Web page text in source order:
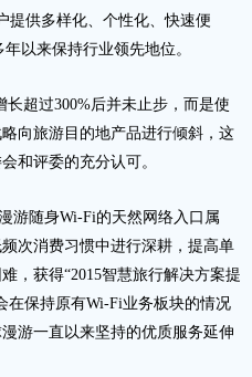
供多样化、个性化、快速便
以来保持行业领先地位。
超过300%后并未止步，而是使
向旅游目的地产品进行倾斜，这
和评委的充分认可。
随身Wi-Fi的天然网络入口属
次消费习惯中进行深耕，提高单
，获得“2015智慧旅行解决方案提
在保持原有Wi-Fi业务板块的情况
游一直以来坚持的优质服务延伸